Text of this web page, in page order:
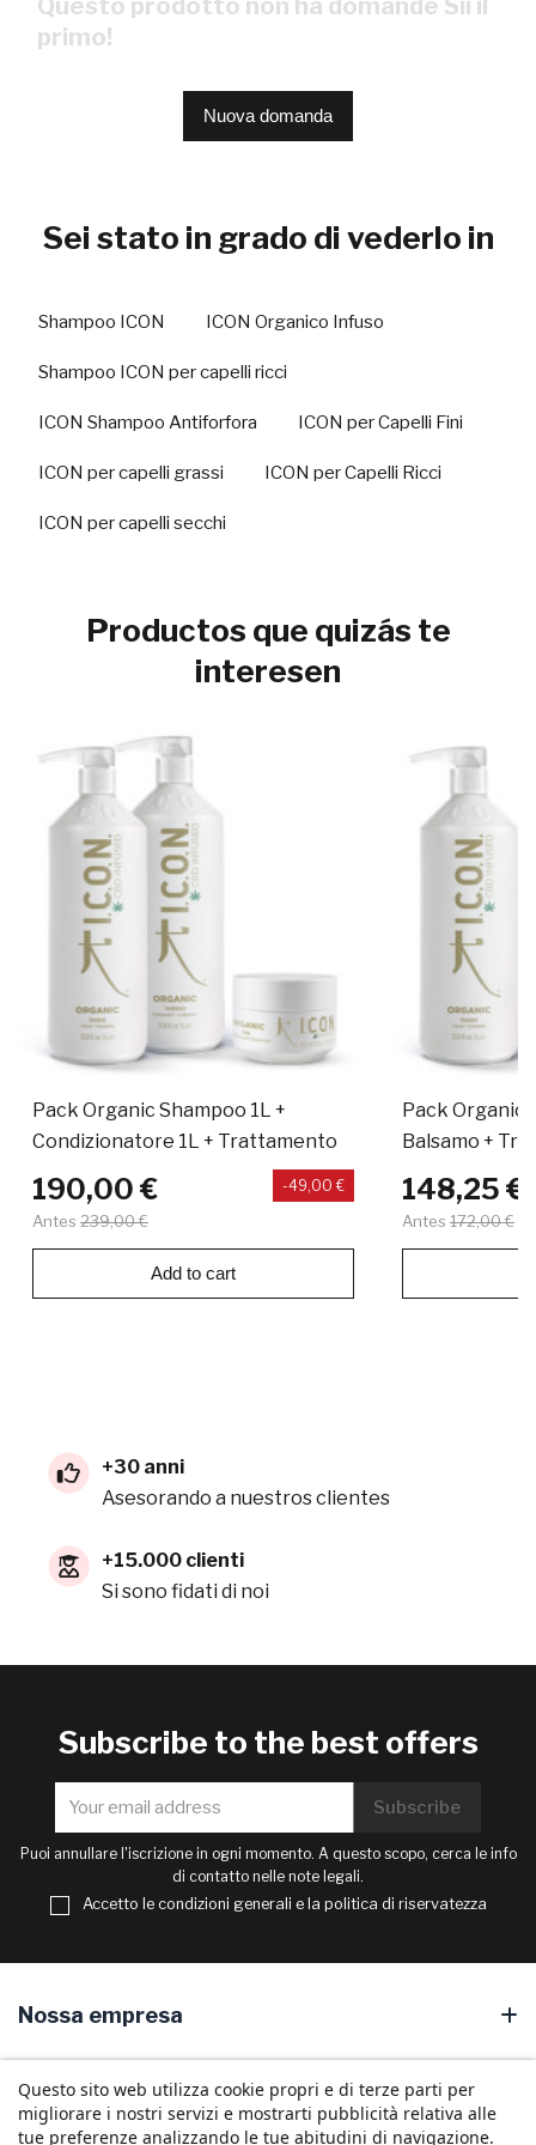
Questo prodotto non ha domande Sii il
primo!
Nuova domanda
Sei stato in grado di vederlo in
Shampoo ICON ICON Organico Infuso
Shampoo ICON per capelli ricci
ICON Shampoo Antiforfora ICON per Capelli Fini
ICON per capelli grassi ICON per Capelli Ricci
ICON per capelli secchi
Productos que quizás te
interesen
Pack Organic Shampoo 1L +
Condizionatore 1L + Trattamento
190,00 €
Antes 239,00 €
-49,00 €
Add to cart
Pack Organic
Balsamo +
148,25 €
Antes 172,00 €
+30 anni
Asesorando a nuestros clientes
+15.000 clienti
Si sono fidati di noi
Subscribe to the best offers
Puoi annullare l'iscrizione in ogni momento. A questo scopo, cerca le info
di contatto nelle note legali.
Accetto le condizioni generali e la politica di riservatezza
Nossa empresa
Store information
Questo sito web utilizza cookie propri e di terze parti per
migliorare i nostri servizi e mostrarti pubblicità relativa alle
tue preferenze analizzando le tue abitudini di navigazione.